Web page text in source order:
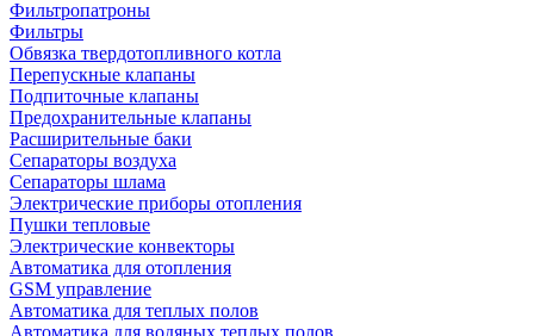
Фильтропатроны
Фильтры
Обвязка твердотопливного котла
Перепускные клапаны
Подпиточные клапаны
Предохранительные клапаны
Расширительные баки
Сепараторы воздуха
Сепараторы шлама
Электрические приборы отопления
Пушки тепловые
Электрические конвекторы
Автоматика для отопления
GSM управление
Автоматика для теплых полов
Автоматика для водяных теплых полов